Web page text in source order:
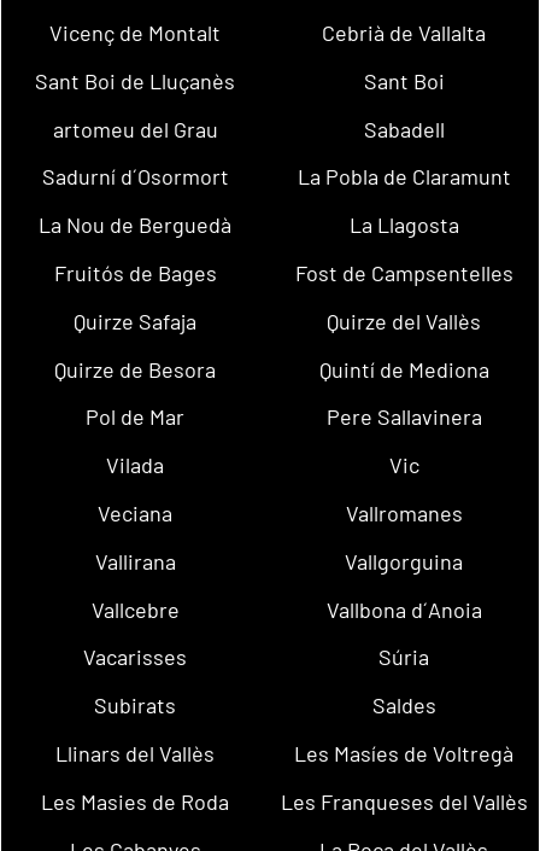
Vicenç de Montalt
Cebrià de Vallalta
Sant Boi de Lluçanès
Sant Boi
artomeu del Grau
Sabadell
Sadurní d´Osormort
La Pobla de Claramunt
La Nou de Berguedà
La Llagosta
Fruitós de Bages
Fost de Campsentelles
Quirze Safaja
Quirze del Vallès
Quirze de Besora
Quintí de Mediona
Pol de Mar
Pere Sallavinera
Vilada
Vic
Veciana
Vallromanes
Vallirana
Vallgorguina
Vallcebre
Vallbona d´Anoia
Vacarisses
Súria
Subirats
Saldes
Llinars del Vallès
Les Masíes de Voltregà
Les Masies de Roda
Les Franqueses del Vallès